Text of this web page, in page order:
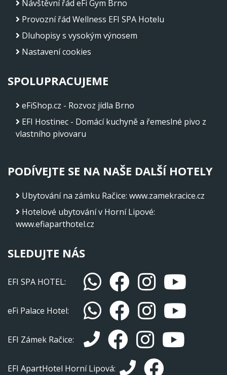
Návštěvní řád eFi Gym Brno
Provozní řád Wellness EFI SPA Hotelu
Dluhopisy s vysokým výnosem
Nastavení cookies
SPOLUPRACUJEME
eFiShop.cz - Rozvoz jídla Brno
EFI Hostinec - Domácí kuchyně a řemeslné pivo z
vlastního pivovaru
PODÍVEJTE SE NA NAŠE DALŠÍ HOTELY
Ubytování na zámku Račice: www.zamekracice.cz
Hotelové ubytování v Horní Lipové:
www.efiaparthotel.cz
SLEDUJTE NÁS
EFI SPA HOTEL:
eFi Palace Hotel:
EFI Zámek Račice:
EFI ApartHotel Horní Lipová: